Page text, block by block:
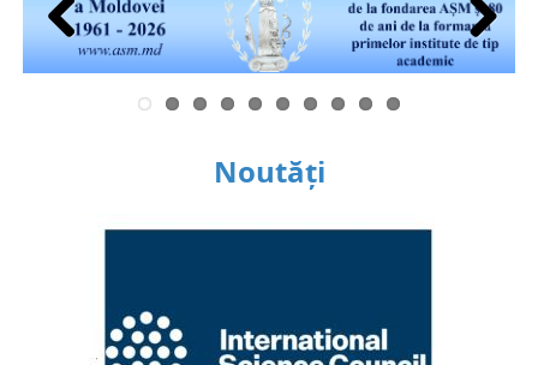
Previous Next
Noutăți